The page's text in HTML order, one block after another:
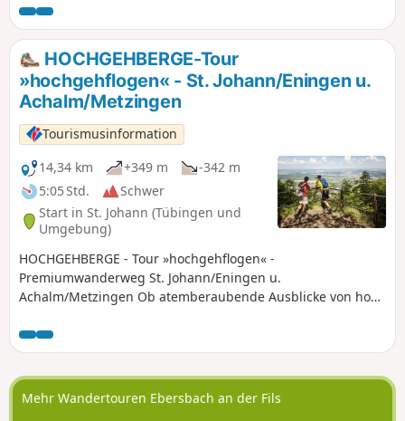
HOCHGEHBERGE-Tour
»hochgehflogen« - St. Johann/Eningen u.
Achalm/Metzingen
Tourismusinformation
14,34 km
+349 m
-342 m
5:05 Std.
Schwer
Start in St. Johann (Tübingen und
Umgebung)
HOCHGEHBERGE - Tour »hochgehflogen« -
Premiumwanderweg St. Johann/Eningen u.
Achalm/Metzingen Ob atemberaubende Ausblicke von hoch
beim Höhenflug zuschauen – der Wanderweg
»hochgehflogen« ist der Weg zu geh‘n.
Mehr Wandertouren Ebersbach an der Fils